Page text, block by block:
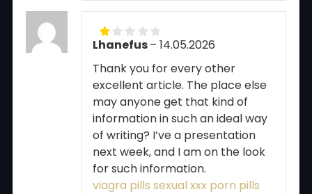
Rated
out
of
5
Lhanefus– 14.05.2026
Thank you for every other
excellent article. The place else
may anyone get that kind of
information in such an ideal way
of writing? I’ve a presentation
next week, and I am on the look
for such information.
viagra pills sexual xxx porn pills